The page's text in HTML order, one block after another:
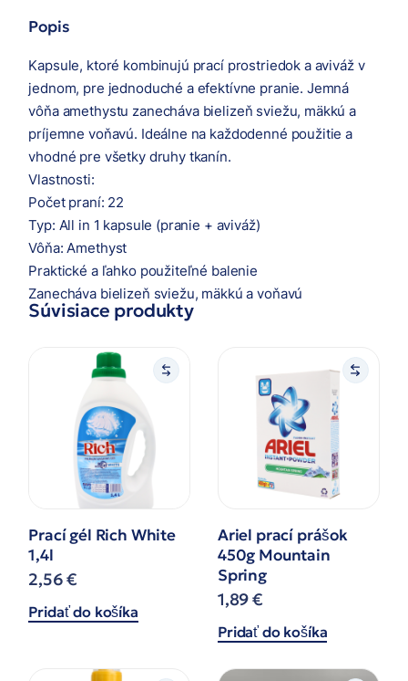
Popis
Kapsule, ktoré kombinujú prací prostriedok a aviváž v
jednom, pre jednoduché a efektívne pranie. Jemná
vôňa amethystu zanecháva bielizeň sviežu, mäkkú a
príjemne voňavú. Ideálne na každodenné použitie a
vhodné pre všetky druhy tkanín.
Vlastnosti:
Počet praní: 22
Typ: All in 1 kapsule (pranie + aviváž)
Vôňa: Amethyst
Praktické a ľahko použiteľné balenie
Zanecháva bielizeň sviežu, mäkkú a voňavú
Súvisiace produkty
Prací gél Rich White
1,4l
2,56€
Pridať do košíka
Ariel prací prášok
450g Mountain
Spring
1,89€
Pridať do košíka